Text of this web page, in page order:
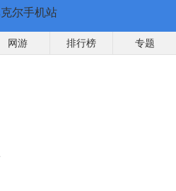
网游 排行榜 专题